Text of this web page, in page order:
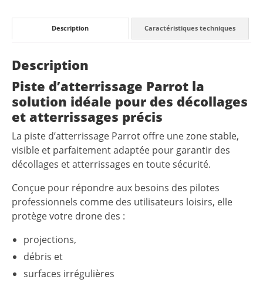
Description Caractéristiques techniques
Description
Piste d’atterrissage Parrot la
solution idéale pour des décollages
et atterrissages précis
La piste d’atterrissage Parrot offre une zone stable,
visible et parfaitement adaptée pour garantir des
décollages et atterrissages en toute sécurité.
Conçue pour répondre aux besoins des pilotes
professionnels comme des utilisateurs loisirs, elle
protège votre drone des :
projections,
débris et
surfaces irrégulières